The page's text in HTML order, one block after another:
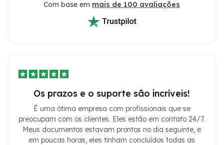
Com base em mais de 100 avaliações
Os prazos e o suporte são incríveis!
É uma ótima empresa com profissionais que se
preocupam com os clientes. Eles estão em contato 24/7.
Meus documentos estavam prontos no dia seguinte, e
em poucas horas, eles tinham concluídos todas as